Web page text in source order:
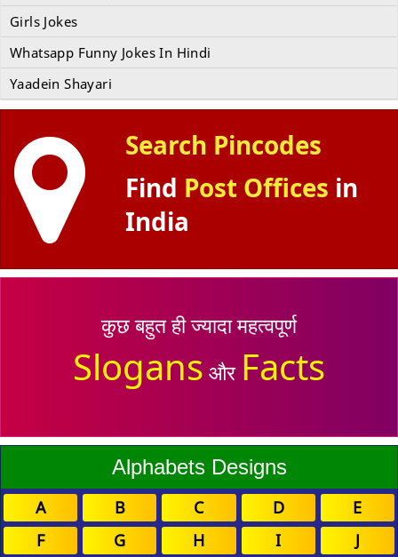
Girls Jokes
Whatsapp Funny Jokes In Hindi
Yaadein Shayari
Search Pincodes
Find Post Offices in
India
कुछ बहुत ही ज्यादा महत्वपूर्ण
Slogans और Facts
Alphabets Designs
A B C D
E
F
G H I
J